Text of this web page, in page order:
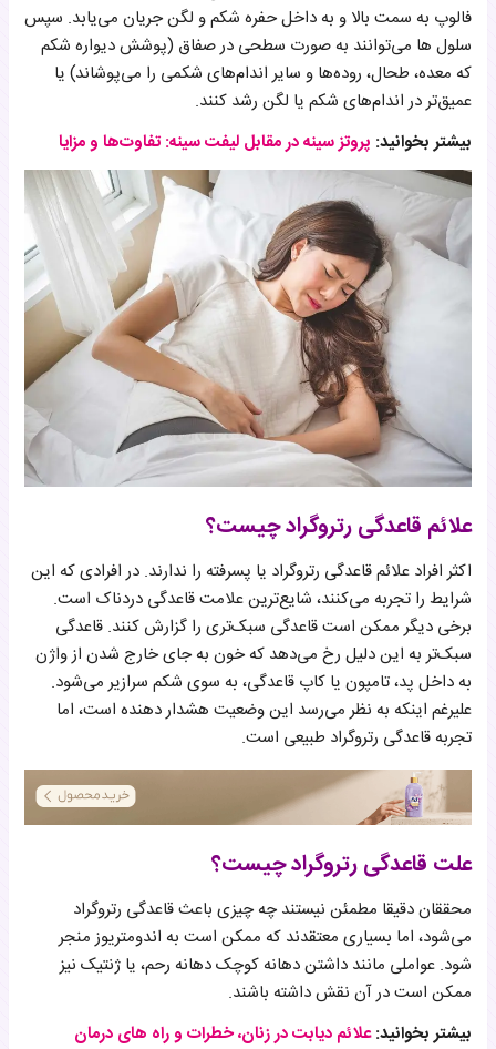
فالوپ به سمت بالا و به داخل حفره شکم و لگن جریان می‌یابد. سپس
سلول ها می‌توانند به صورت سطحی در صفاق (پوشش دیواره شکم
که معده، طحال، روده‌ها و سایر اندام‌های شکمی را می‌پوشاند) یا
عمیق‌تر در اندام‌های شکم یا لگن رشد کنند.
بیشتر بخوانید: پروتز سینه در مقابل لیفت سینه: تفاوت‌ها و مزایا
علائم قاعدگی رتروگراد چیست؟
اکثر افراد علائم قاعدگی رتروگراد یا پسرفته را ندارند. در افرادی که این
شرایط را تجربه می‌کنند، شایع‌ترین علامت قاعدگی دردناک است.
برخی دیگر ممکن است قاعدگی سبک‌تری را گزارش کنند. قاعدگی
سبک‌تر به این دلیل رخ می‌دهد که خون به جای خارج شدن از واژن
به داخل پد، تامپون یا کاپ قاعدگی، به سوی شکم سرازیر می‌شود.
علیرغم اینکه به نظر می‌رسد این وضعیت هشدار دهنده است، اما
تجربه قاعدگی رتروگراد طبیعی است.
علت قاعدگی رتروگراد چیست؟
محققان دقیقا مطمئن نیستند چه چیزی باعث قاعدگی رتروگراد
می‌شود، اما بسیاری معتقدند که ممکن است به اندومتریوز منجر
شود. عواملی مانند داشتن دهانه کوچک دهانه رحم، یا ژنتیک نیز
ممکن است در آن نقش داشته باشند.
بیشتر بخوانید:علائم دیابت در زنان، خطرات و راه های درمان